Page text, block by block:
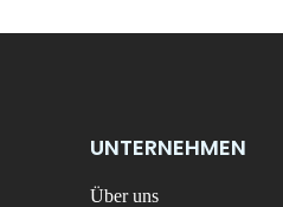
UNTERNEHMEN
Über uns